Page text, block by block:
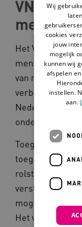
VN-
mensen
Het VN-verdrag
mensen met
van mensen
verbeteren.
Nederland.
onderdeel van
rolstoel. Want
verstandelijke
mogelijk mee
Het verdrag
Wij
cookies
jouw
mogelijk
kunnen wij
afspelen
instellen.
aan.